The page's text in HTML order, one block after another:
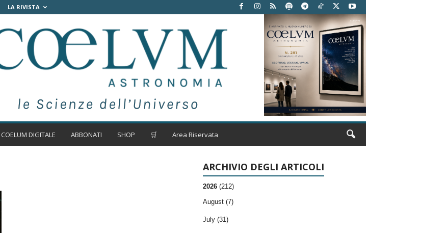
LA RIVISTA
COELUM DIGITALE ABBONATI SHOP 🛒 Area Riservata
ARCHIVIO DEGLI ARTICOLI
2026 (212)
August (7)
July (31)